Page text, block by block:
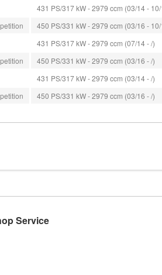
431 PS/317 kW - 2979 ccm (03/14 -
450 PS/331 kW - 2979 ccm (03/16 -
431 PS/317 kW - 2979 ccm (07/14 - /)
450 PS/331 kW - 2979 ccm (03/16 - /)
431 PS/317 kW - 2979 ccm (03/14 - /)
450 PS/331 kW - 2979 ccm (03/16 - /)
Service